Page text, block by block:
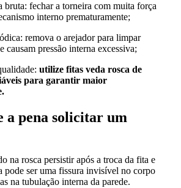
bruta: fechar a torneira com muita força
interno prematuramente;
remova o arejador para limpar
causam pressão interna excessiva;
utilize fitas veda rosca de
para garantir maior
a pena solicitar um
na rosca persistir após a troca da fita e
pode ser uma fissura invisível no corpo
na tubulação interna da parede.